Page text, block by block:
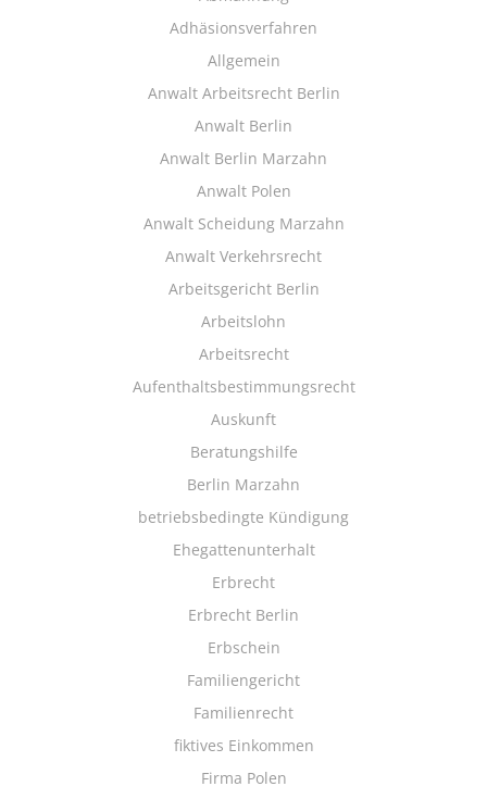
Adhäsionsverfahren
Allgemein
Anwalt Arbeitsrecht Berlin
Anwalt Berlin
Anwalt Berlin Marzahn
Anwalt Polen
Anwalt Scheidung Marzahn
Anwalt Verkehrsrecht
Arbeitsgericht Berlin
Arbeitslohn
Arbeitsrecht
Aufenthaltsbestimmungsrecht
Auskunft
Beratungshilfe
Berlin Marzahn
betriebsbedingte Kündigung
Ehegattenunterhalt
Erbrecht
Erbrecht Berlin
Erbschein
Familiengericht
Familienrecht
fiktives Einkommen
Firma Polen